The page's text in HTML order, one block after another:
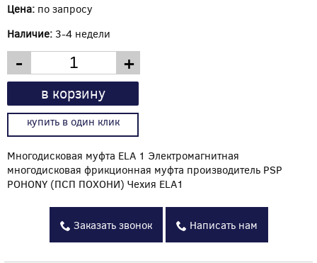
Цена: по запросу
Наличие: 3-4 недели
- +
в корзину
купить в один клик
Многодисковая муфта ELA 1 Электромагнитная
многодисковая фрикционная муфта производитель PSP
POHONY (ПСП ПОХОНИ) Чехия ELA1
Заказать звонок Написать нам